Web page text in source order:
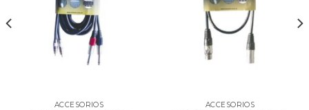
ACCESORIOS ACCESORIOS